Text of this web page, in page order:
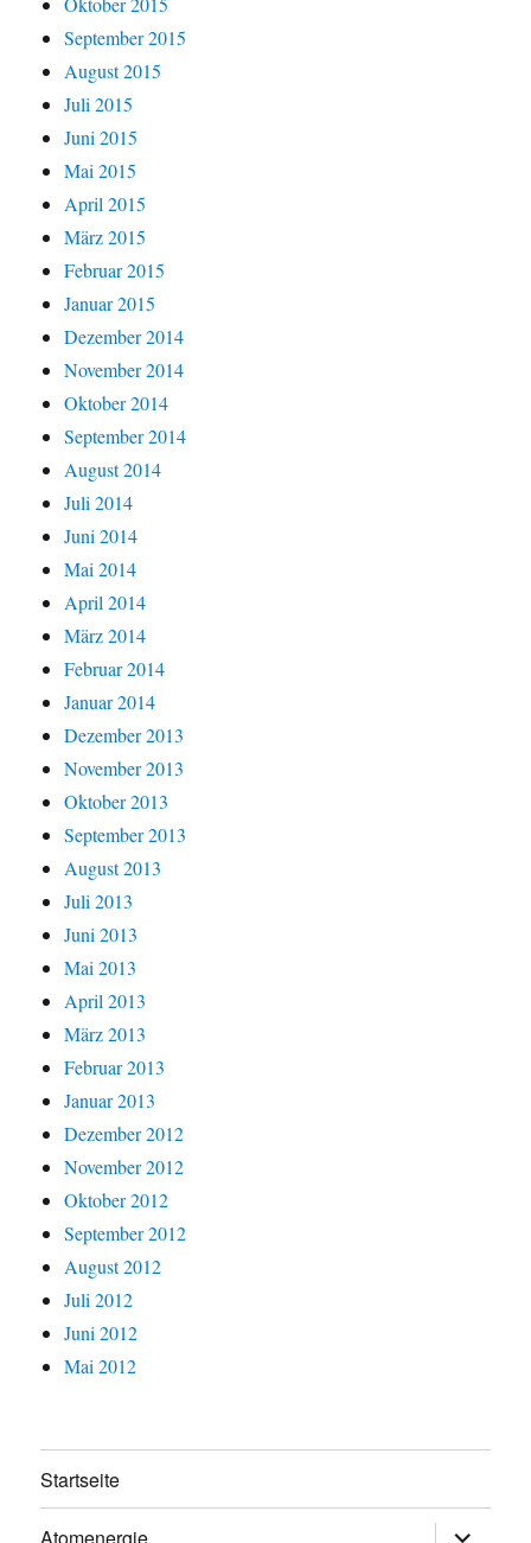
September 2015
August 2015
Juli 2015
Juni 2015
Mai 2015
April 2015
März 2015
Februar 2015
Januar 2015
Dezember 2014
November 2014
Oktober 2014
September 2014
August 2014
Juli 2014
Juni 2014
Mai 2014
April 2014
März 2014
Februar 2014
Januar 2014
Dezember 2013
November 2013
Oktober 2013
September 2013
August 2013
Juli 2013
Juni 2013
Mai 2013
April 2013
März 2013
Februar 2013
Januar 2013
Dezember 2012
November 2012
Oktober 2012
September 2012
August 2012
Juli 2012
Juni 2012
Mai 2012
Startseite